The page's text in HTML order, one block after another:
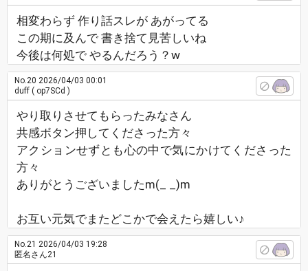
相変わらず 作り話スレが あがってる
この期に及んで 書き捨て見苦しいね
今後は何処で やるんだろう？w
No.20 2026/04/03 00:01
duff ( op7SCd )
やり取りさせてもらったみなさん
共感ボタン押してくださった方々
アクションせずとも心の中で気にかけてくださった
方々
ありがとうございましたm(_ _)m
お互い元気でまたどこかで会えたら嬉しい♪
No.21 2026/04/03 19:28
匿名さん21